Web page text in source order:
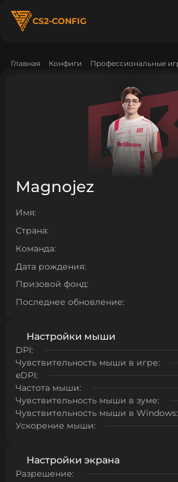
CS2-CONFIG
Главная Конфиги Профессиональные
Magnojez
Имя:
Страна:
Команда:
Дата рождения:
Призовой фонд:
Последнее обновление:
Настройки мыши
DPI:
Чувствительность мыши в игре:
eDPI:
Частота мыши:
Чувствительность мыши в зуме:
Чувствительность мыши в Windows:
Ускорение мыши:
Настройки экрана
Разрешение: